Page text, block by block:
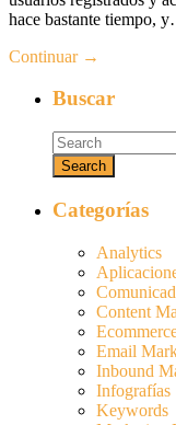
hace bastante tiempo,
Continuar →
Buscar
Categorías
Analytics
Content
Email
Inbound
Infografías
Keywords